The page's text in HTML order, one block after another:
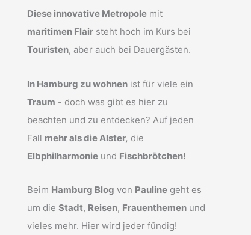
Diese innovative Metropole mit
maritimen Flair steht hoch im Kurs bei
Touristen, aber auch bei Dauergästen.
In Hamburg zu wohnen ist für viele ein
Traum - doch was gibt es hier zu
beachten und zu entdecken? Auf jeden
Fall mehr als die Alster, die
Elbphilharmonie und Fischbrötchen!
Beim Hamburg Blog von Pauline geht es
um die Stadt, Reisen, Frauenthemen und
vieles mehr. Hier wird jeder fündig!